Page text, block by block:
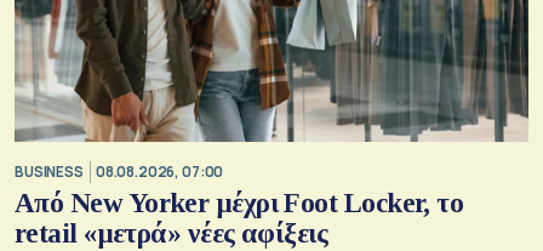
BUSINESS 08.08.2026, 07:00
Από New Yorker μέχρι Foot Locker, το
retail «μετρά» νέες αφίξεις